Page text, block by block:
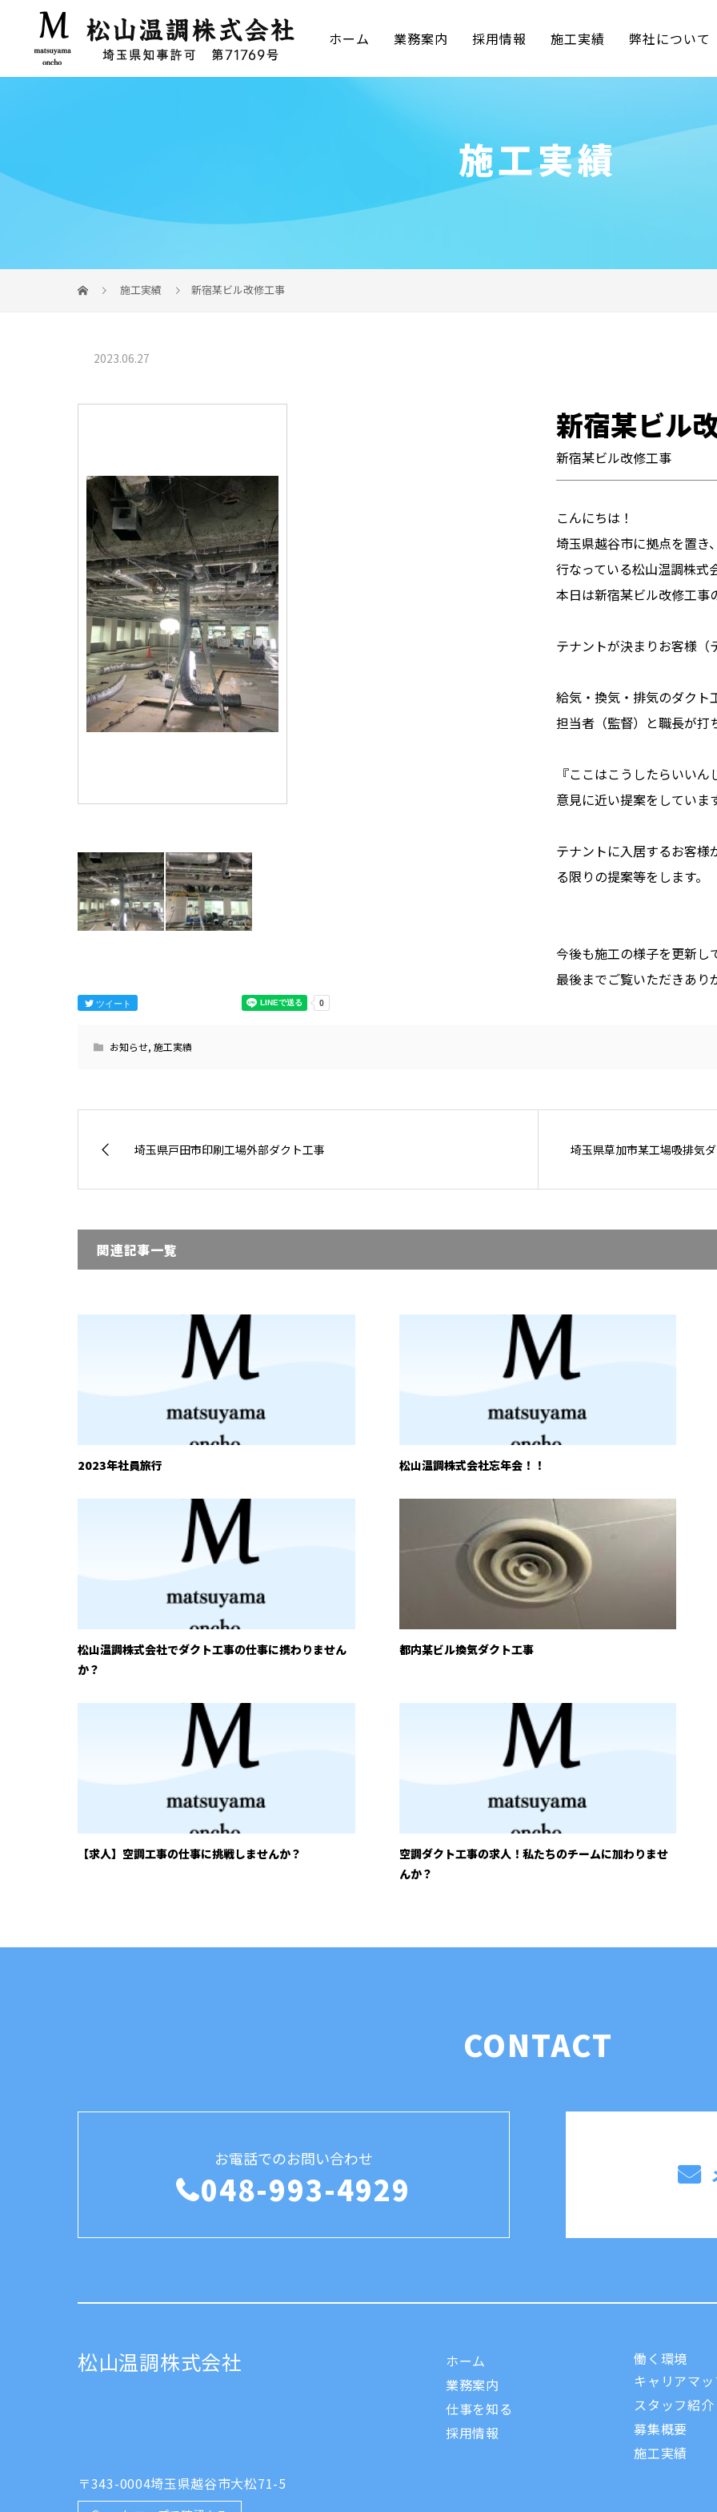
ホーム 業務案内 採用情報 施工実績 弊社について
施工実績
施工実績 新宿某ビル改修工事
2023.06.27
新宿某ビル
新宿某ビル改修工事
こんにちは！
埼玉県越谷市に拠点を置き
行なっている松山温調株式
本日は新宿某ビル改修工事
テナントが決まりお客様
給気・換気・排気のダクト
担当者（監督）と職長が打
『ここはこうしたらいい
意見に近い提案をしていま
テナントに入居するお客様
る限りの提案等をします。
今後も施工の様子を更新し
最後までご覧いただきあり
ツイート
お知らせ, 施工実績
埼玉県戸田市印刷工場外部ダクト工事 埼玉県草加市某工場吸排気
関連記事一覧
2023年社員旅行 松山温調株式会社忘年会！！
松山温調株式会社でダクト工事の仕事に携わりません
か？
都内某ビル換気ダクト工事
【求人】空調工事の仕事に挑戦しませんか？
空調ダクト工事の求人！私たちのチームに加わりませ
んか？
CONTACT
お電話でのお問い合わせ
048-993-4929
松山温調株式会社
ホーム
業務案内
仕事を知る
採用情報
働く環境
キャリアマ
スタッフ紹介
募集概要
施工実績
〒343-0004埼玉県越谷市大松71-5